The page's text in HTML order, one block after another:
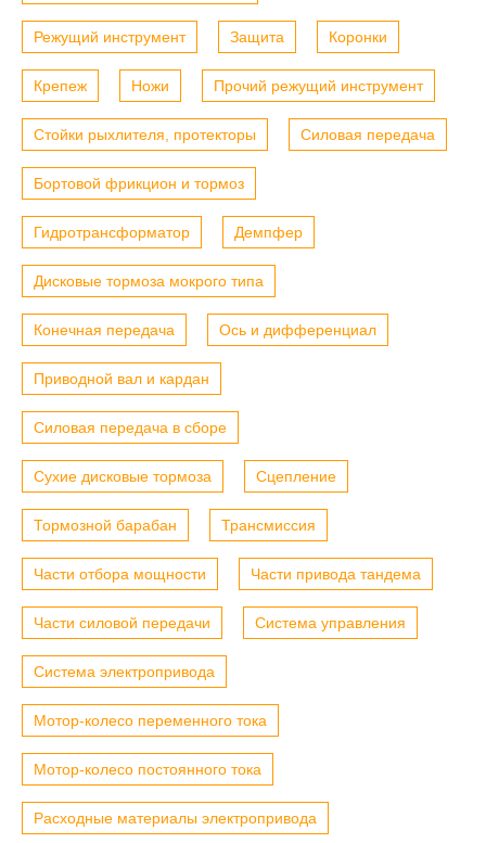
Режущий инструмент Защита Коронки
Крепеж Ножи Прочий режущий инструмент
Стойки рыхлителя, протекторы Силовая передача
Бортовой фрикцион и тормоз
Гидротрансформатор Демпфер
Дисковые тормоза мокрого типа
Конечная передача Ось и дифференциал
Приводной вал и кардан
Силовая передача в сборе
Сухие дисковые тормоза Сцепление
Тормозной барабан Трансмиссия
Части отбора мощности Части привода тандема
Части силовой передачи Система управления
Система электропривода
Мотор-колесо переменного тока
Мотор-колесо постоянного тока
Расходные материалы электропривода